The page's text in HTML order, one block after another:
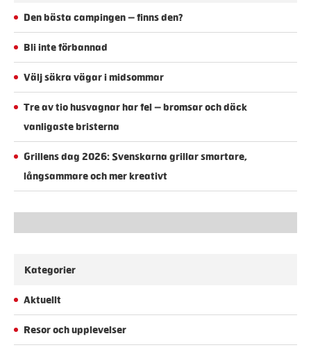
Den bästa campingen – finns den?
Bli inte förbannad
Välj säkra vägar i midsommar
Tre av tio husvagnar har fel – bromsar och däck
vanligaste bristerna
Grillens dag 2026: Svenskarna grillar smartare,
långsammare och mer kreativt
Kategorier
Aktuellt
Resor och upplevelser